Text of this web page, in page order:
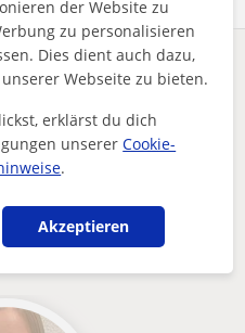
Fehler?Melden
Berlin
Selbstvertrau...
in Berlin die
der Website zu
zu personalisieren
Dies dient auch dazu,
Webseite zu bieten.
erklärst du dich
unsererCookie-
.
Akzeptieren